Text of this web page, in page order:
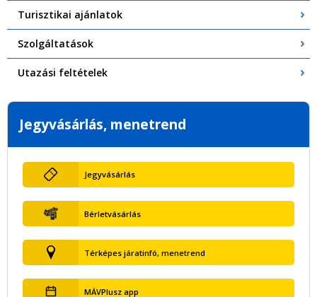
Turisztikai ajánlatok
Szolgáltatások
Utazási feltételek
Jegyvásárlás, menetrend
Jegyvásárlás
Bérletvásárlás
Térképes járatinfó, menetrend
MÁVPlusz app